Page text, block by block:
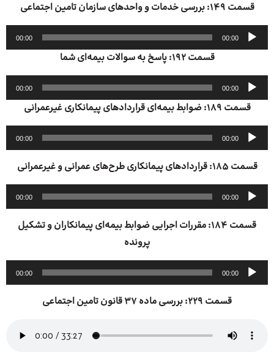
قسمت ۱۴۹: بررسی خدمات و واحدهای سازمان تامین اجتماعی
پخش‌کننده
صوت
00:00
00:00
قسمت ۱۹۲: پاسخ به سوالات بیمه‌ای شما
پخش‌کننده
صوت
00:00
00:00
قسمت ۱۸۹: ضوابط بیمه‌ای قراردادهای پیمانکاری غیرعمرانی
پخش‌کننده
صوت
00:00
00:00
قسمت ۱۸۵: قراردادهای پیمانکاری طرح‌های عمرانی و غیرعمرانی
پخش‌کننده
صوت
00:00
00:00
قسمت ۱۸۴: مقررات اجرایی ضوابط بیمه‌ای پیمانکاران و تشکیل
پرونده
پخش‌کننده
صوت
00:00
00:00
قسمت 229: بررسی ماده 37 قانون تامین اجتماعی